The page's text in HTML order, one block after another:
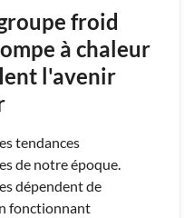
froid
à chaleur
l'avenir
tendances
de notre époque.
dépendent de
fonctionnant